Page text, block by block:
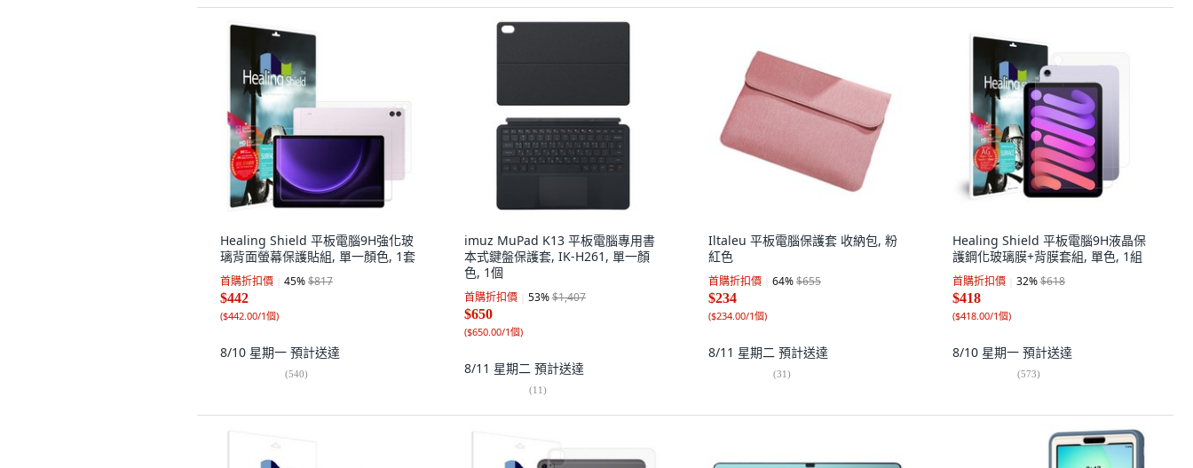
Healing Shield 平板電腦9H強化玻
璃背面螢幕保護貼組, 單一顏色, 1套
首購折扣價 45%$817
$442
($442.00/1個)
8/10 星期一 預計送達
(540)
imuz MuPad K13 平板電腦專用書
本式鍵盤保護套, IK-H261, 單一顏
色, 1個
首購折扣價 53%$1,407
$650
($650.00/1個)
8/11 星期二 預計送達
(11)
Iltaleu 平板電腦保護套 收納包, 粉
紅色
首購折扣價 64%$655
$234
($234.00/1個)
8/11 星期二 預計送達
(31)
Healing Shield 平板電腦9H液晶保
護鋼化玻璃膜+背膜套組, 單色, 1組
首購折扣價 32%$618
$418
($418.00/1個)
8/10 星期一 預計送達
(573)